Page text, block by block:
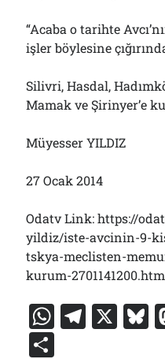
“Acaba o tarihte
işler böylesine
Silivri, Hasdal,
Mamak ve Şirinyer’e
Müyesser YILDIZ
27 Ocak 2014
Odatv Link: https://
yildiz/iste-avcinin-9-
tskya-meclisten-
kurum-
W T X